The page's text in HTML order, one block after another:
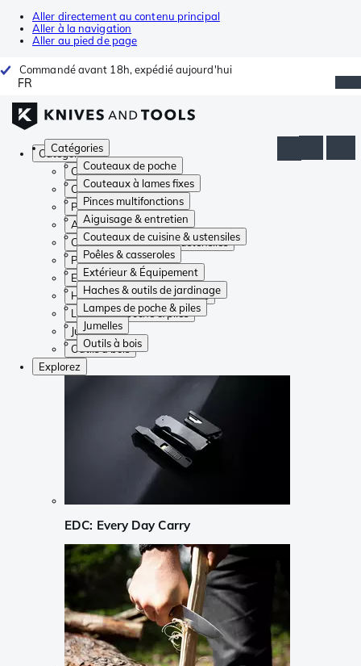
Aller directement au contenu principal
Aller à la navigation
Aller au pied de page
Commandé avant 18h, expédié aujourd'hui
FR
Catégories
Couteaux de poche
Couteaux à lames fixes
Pinces multifonctions
Aiguisage & entretien
Couteaux de cuisine & ustensiles
Poêles & casseroles
Extérieur & Équipement
Haches & outils de jardinage
Lampes de poche & piles
Jumelles
Outils à bois
Catégories
Couteaux de poche
Couteaux à lames fixes
Pinces multifonctions
Aiguisage & entretien
Couteaux de cuisine & ustensiles
Poêles & casseroles
Extérieur & Équipement
Haches & outils de jardinage
Lampes de poche & piles
Jumelles
Outils à bois
Explorez
EDC: Every Day Carry